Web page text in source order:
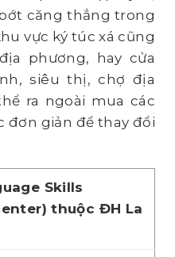
căng thẳng trong
vực ký túc xá cũng
phương, hay cửa
siêu thị, chợ địa
ra ngoài mua các
đơn giản để thay đổi
Skills
thuộc ĐH La